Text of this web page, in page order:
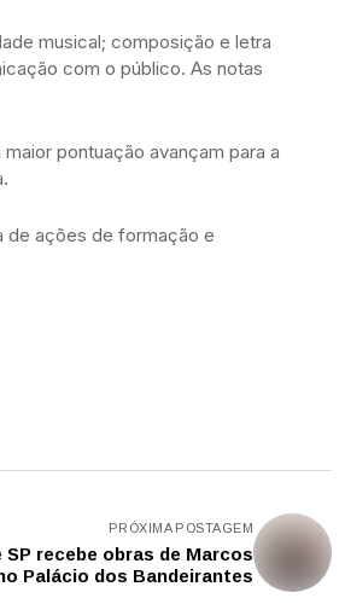
musical; composição e letra
com o público. As notas
pontuação avançam para a
de ações de formação e
PRÓXIMA POSTAGEM
SP recebe obras de Marcos
Palácio dos Bandeirantes